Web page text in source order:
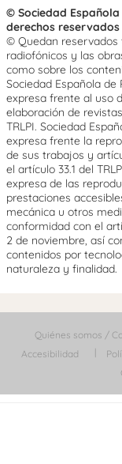
© Sociedad Española
derechos reservados
© Quedan reservados
radiofónicos y las
como sobre los
Sociedad Española de
expresa frente al uso
elaboración de
TRLPI. Sociedad
expresa frente la
de sus trabajos y
el artículo 33.1 del
expresa de las
prestaciones
mecánica u otros
conformidad con el
2 de noviembre, así
contenidos por
naturaleza y finalidad.
Quiénes somos /
Accesibilidad